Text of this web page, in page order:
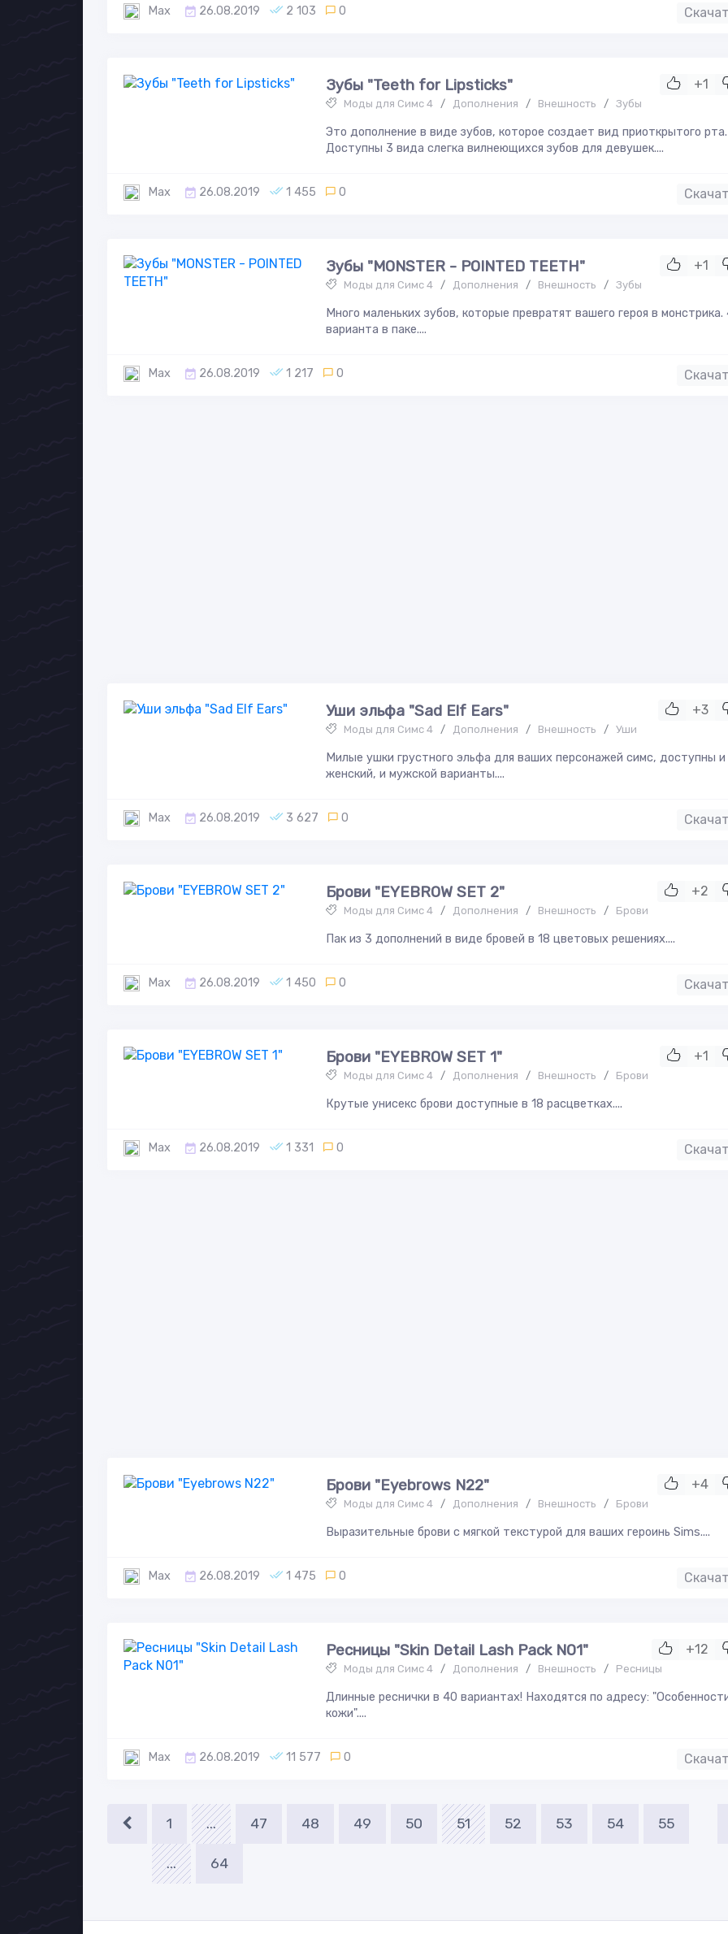
Max 26.08.2019 2 103 0
+1
Зубы "Teeth for Lipsticks"
Моды для Симс 4 / Дополнения / Внешность / Зубы
Это дополнение в виде зубов, которое создает вид приоткрытого рта.
Доступны 3 вида слегка вилнеющихся зубов для девушек....
Max 26.08.2019 1 455 0
+1
Зубы "MONSTER - POINTED TEETH"
Моды для Симс 4 / Дополнения / Внешность / Зубы
Много маленьких зубов, которые превратят вашего героя в монстрика.
варианта в паке....
Max 26.08.2019 1 217 0
+3
Уши эльфа "Sad Elf Ears"
Моды для Симс 4 / Дополнения / Внешность / Уши
Милые ушки грустного эльфа для ваших персонажей симс, доступны и
женский, и мужской варианты....
Max 26.08.2019 3 627 0
+2
Брови "EYEBROW SET 2"
Моды для Симс 4 / Дополнения / Внешность / Брови
Пак из 3 дополнений в виде бровей в 18 цветовых решениях....
Max 26.08.2019 1 450 0
+1
Брови "EYEBROW SET 1"
Моды для Симс 4 / Дополнения / Внешность / Брови
Крутые унисекс брови доступные в 18 расцветках....
Max 26.08.2019 1 331 0
+4
Брови "Eyebrows N22"
Моды для Симс 4 / Дополнения / Внешность / Брови
Выразительные брови с мягкой текстурой для ваших героинь Sims....
Max 26.08.2019 1 475 0
+12
Ресницы "Skin Detail Lash Pack N01"
Моды для Симс 4 / Дополнения / Внешность / Ресницы
Длинные реснички в 40 вариантах! Находятся по адресу:
кожи"....
Max 26.08.2019 11 577 0
1 ... 47 48 49 50 51 52 53 54 55
... 64